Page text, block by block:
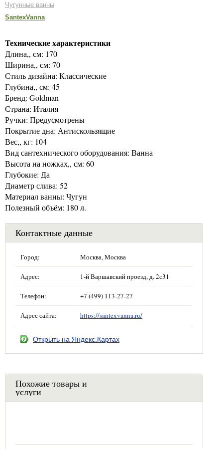
Чугунные ванны
SantexVanna
Технические характеристики
Длина,, см: 170
Ширина,, см: 70
Стиль дизайна: Классические
Глубина,, см: 45
Бренд: Goldman
Страна: Италия
Ручки: Предусмотрены
Покрытие дна: Антискользящие
Вес,, кг: 104
Вид сантехнического оборудования: Ванна
Высота на ножках,, см: 60
Глубокие: Да
Диаметр слива: 52
Материал ванны: Чугун
Полезный объём: 180 л.
Контактные данные
Город: Москва, Москва
Адрес: 1-й Варшавский проезд, д. 2с31
Телефон: +7 (499) 113-27-27
Адрес сайта: https://santexvanna.ru/
Открыть на Яндекс.Картах
Похожие товары и
услуги